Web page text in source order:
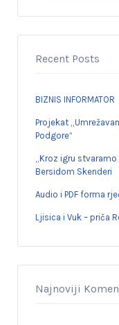
Recent Posts
BIZNIS INFORMATOR
Projekat
Podgore“
„Kroz igru
Bersidom Skenderi
Audio i PDF forma
Ljisica i Vuk – priča
Najnoviji